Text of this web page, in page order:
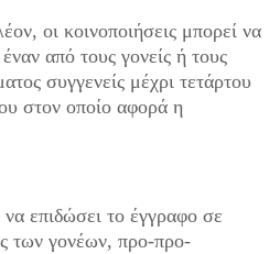
οι κοινοποιήσεις μπορεί να
από τους γονείς ή τους
συγγενείς μέχρι τετάρτου
στον οποίο αφορά η
επιδώσει το έγγραφο σε
των γονέων, προ-προ-